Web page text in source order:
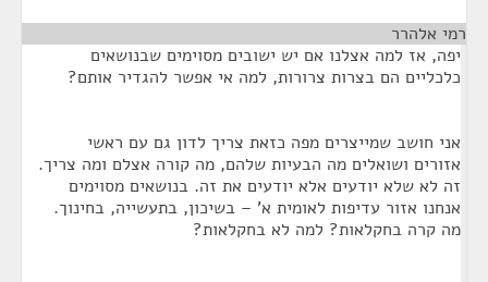
רמי אלהרר
יפה, אז למה אצלנו אם יש ישובים מסוימים שבנושאים
כלכליים הם בצרות צרורות, למה אי אפשר להגדיר אותם?
אני חושב שמייצרים מפה כזאת צריך לדון גם עם ראשי
אזורים ושואלים מה הבעיות שלהם, מה קורה אצלם ומה צריך.
זה לא שלא יודעים אלא יודעים את זה. בנושאים מסוימים
אנחנו אזור עדיפות לאומית א' – בשיכון, בתעשייה, בחינוך.
מה קרה בחקלאות? למה לא בחקלאות?